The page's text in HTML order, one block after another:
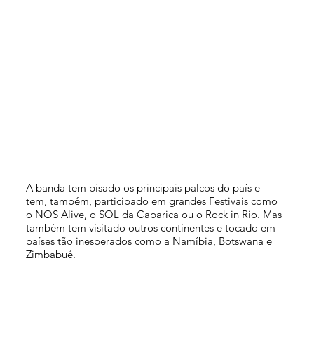
A banda tem pisado os principais palcos do país e
tem, também, participado em grandes Festivais como
o NOS Alive, o SOL da Caparica ou o Rock in Rio. Mas
também tem visitado outros continentes e tocado em
países tão inesperados como a Namíbia, Botswana e
Zimbabué.